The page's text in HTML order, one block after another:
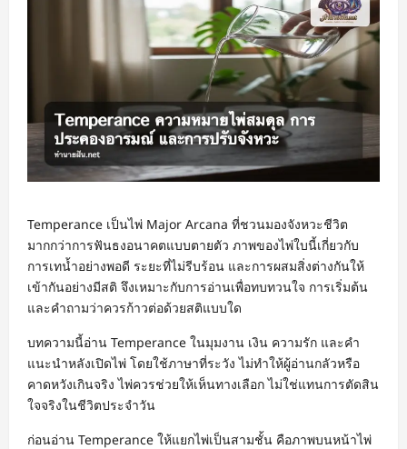
Temperance เป็นไพ่ Major Arcana ที่ชวนมองจังหวะชีวิต
มากกว่าการฟันธงอนาคตแบบตายตัว ภาพของไพ่ใบนี้เกี่ยวกับ
การเทน้ำอย่างพอดี ระยะที่ไม่รีบร้อน และการผสมสิ่งต่างกันให้
เข้ากันอย่างมีสติ จึงเหมาะกับการอ่านเพื่อทบทวนใจ การเริ่มต้น
และคำถามว่าควรก้าวต่อด้วยสติแบบใด
บทความนี้อ่าน Temperance ในมุมงาน เงิน ความรัก และคำ
แนะนำหลังเปิดไพ่ โดยใช้ภาษาที่ระวัง ไม่ทำให้ผู้อ่านกลัวหรือ
คาดหวังเกินจริง ไพ่ควรช่วยให้เห็นทางเลือก ไม่ใช่แทนการตัดสิน
ใจจริงในชีวิตประจำวัน
ก่อนอ่าน Temperance ให้แยกไพ่เป็นสามชั้น คือภาพบนหน้าไพ่